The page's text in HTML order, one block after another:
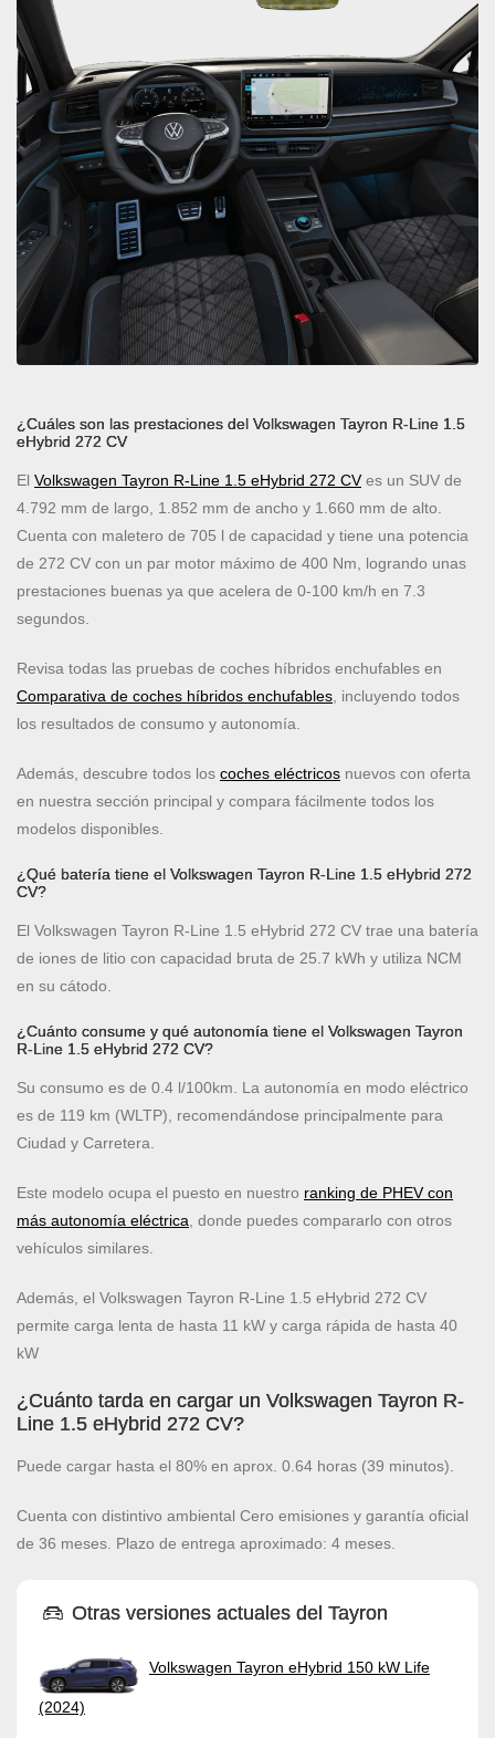
¿Cuáles son las prestaciones del Volkswagen Tayron R-Line 1.5
eHybrid 272 CV
El Volkswagen Tayron R-Line 1.5 eHybrid 272 CVes un SUV de
4.792 mm de largo, 1.852 mm de ancho y 1.660 mm de alto.
Cuenta con maletero de 705 l de capacidad y tiene una potencia
de 272 CV con un par motor máximo de 400 Nm, logrando unas
prestaciones buenas ya que acelera de 0-100 km/h en 7.3
segundos.
Revisa todas las pruebas de coches híbridos enchufables en
Comparativa de coches híbridos enchufables , incluyendo todos
los resultados de consumo y autonomía.
Además, descubre todos los coches eléctricos nuevos con oferta
en nuestra sección principal y compara fácilmente todos los
modelos disponibles.
¿Qué batería tiene el Volkswagen Tayron R-Line 1.5 eHybrid 272
CV?
El Volkswagen Tayron R-Line 1.5 eHybrid 272 CV trae una batería
de iones de litio con capacidad bruta de 25.7 kWh y utiliza NCM
en su cátodo.
¿Cuánto consume y qué autonomía tiene el Volkswagen Tayron
R-Line 1.5 eHybrid 272 CV?
Su consumo es de 0.4 l/100km. La autonomía en modo eléctrico
es de 119 km (WLTP), recomendándose principalmente para
Ciudad y Carretera.
Este modelo ocupa el puesto en nuestro ranking de PHEV con
más autonomía eléctrica , donde puedes compararlo con otros
vehículos similares.
Además, el Volkswagen Tayron R-Line 1.5 eHybrid 272 CV
permite carga lenta de hasta 11 kW y carga rápida de hasta 40
kW
¿Cuánto tarda en cargar un Volkswagen Tayron R-
Line 1.5 eHybrid 272 CV?
Puede cargar hasta el 80% en aprox. 0.64 horas (39 minutos).
Cuenta con distintivo ambiental Cero emisiones y garantía oficial
de 36 meses. Plazo de entrega aproximado: 4 meses.
Otras versiones actuales del Tayron
Volkswagen Tayron eHybrid 150 kW Life
(2024)